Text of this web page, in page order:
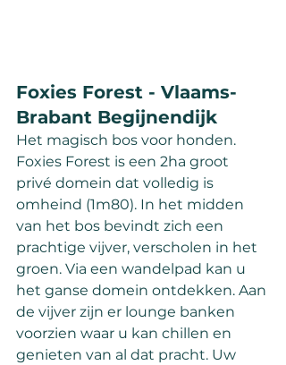
Foxies Forest - Vlaams-
Brabant Begijnendijk
Het magisch bos voor honden.
Foxies Forest is een 2ha groot
privé domein dat volledig is
omheind (1m80). In het midden
van het bos bevindt zich een
prachtige vijver, verscholen in het
groen. Via een wandelpad kan u
het ganse domein ontdekken. Aan
de vijver zijn er lounge banken
voorzien waar u kan chillen en
genieten van al dat pracht. Uw